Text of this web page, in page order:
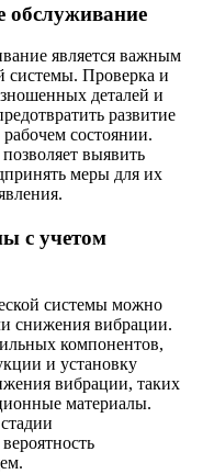
обслуживание
является важным
системы. Проверка и
деталей и
развитие
состоянии.
выявить
меры для их
с учетом
системы можно
снижения вибрации.
компонентов,
и установку
вибрации, таких
материалы.